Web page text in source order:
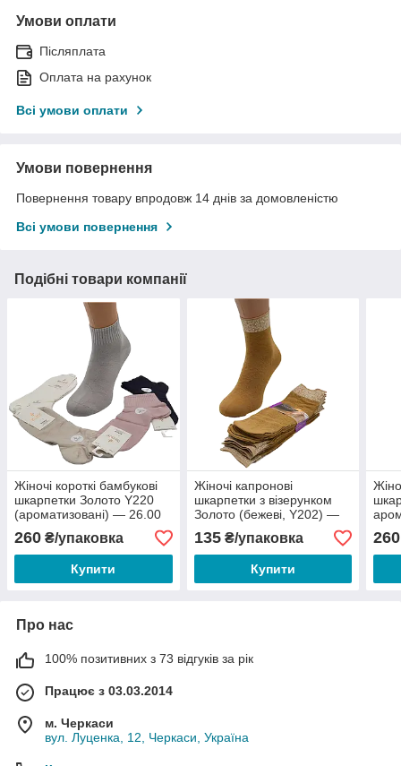
Умови оплати
Післяплата
Оплата на рахунок
Всі умови оплати
Умови повернення
Повернення товару впродовж 14 днів за домовленістю
Всі умови повернення
Подібні товари компанії
Жіночі короткі бамбукові
шкарпетки Золото Y220
(ароматизовані) — 26.00
грн/пара
260 ₴/упаковка
Купити
Жіночі капронові
шкарпетки з візерунком
Золото (бежеві, Y202) —
13.50 грн/пара
135₴/упаковка
Купити
грн/
260
Про нас
100% позитивних з 73 відгуків за рік
Працює з 03.03.2014
м. Черкаси
вул. Луценка, 12, Черкаси, Україна